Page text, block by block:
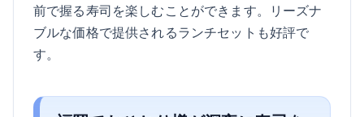
前で握る寿司を楽しむことができます。リーズナ
ブルな価格で提供されるランチセットも好評で
す。